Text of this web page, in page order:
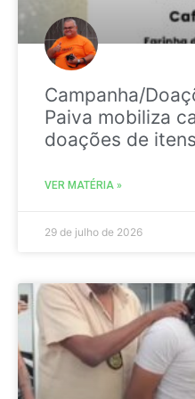
Campanha/
Paiva mobiliza
doações de
VER MATÉRIA »
29 de julho de 2026